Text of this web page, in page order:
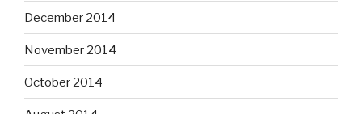
December 2014
November 2014
October 2014